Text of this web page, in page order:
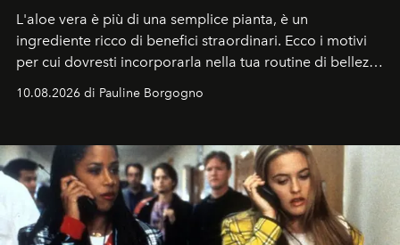
L'aloe vera è più di una semplice pianta, è un
ingrediente ricco di benefici straordinari. Ecco i motivi
per cui dovresti incorporarla nella tua routine di bellezza
e benessere.
10.08.2026 di Pauline Borgogno